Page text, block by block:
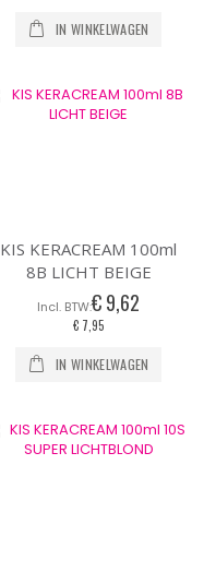
IN WINKELWAGEN
KIS KERACREAM 100ml
8B LICHT BEIGE
€ 9,62
€ 7,95
IN WINKELWAGEN